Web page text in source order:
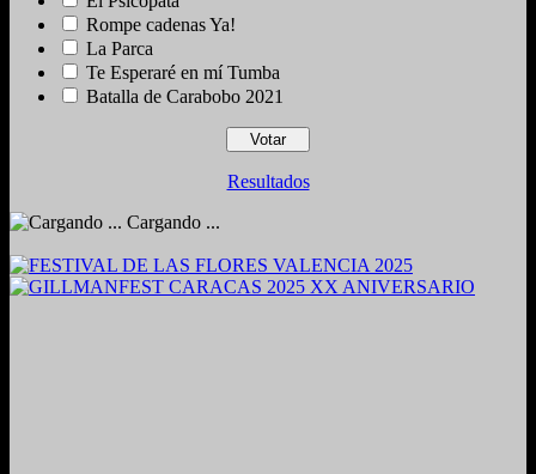
Rompe cadenas Ya!
La Parca
Te Esperaré en mí Tumba
Batalla de Carabobo 2021
Resultados
Cargando ...